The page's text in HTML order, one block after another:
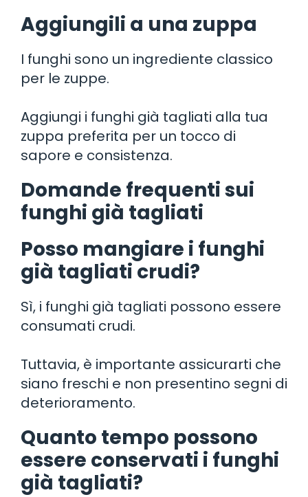
Aggiungili a una zuppa
I funghi sono un ingrediente classico
per le zuppe.
Aggiungi i funghi già tagliati alla tua
zuppa preferita per un tocco di
sapore e consistenza.
Domande frequenti sui
funghi già tagliati
Posso mangiare i funghi
già tagliati crudi?
Sì, i funghi già tagliati possono essere
consumati crudi.
Tuttavia, è importante assicurarti che
siano freschi e non presentino segni di
deterioramento.
Quanto tempo possono
essere conservati i funghi
già tagliati?